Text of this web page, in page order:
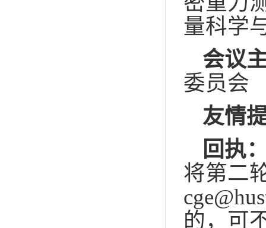
量科学
会议
委员会
友情
回执
将第二
c
的，可